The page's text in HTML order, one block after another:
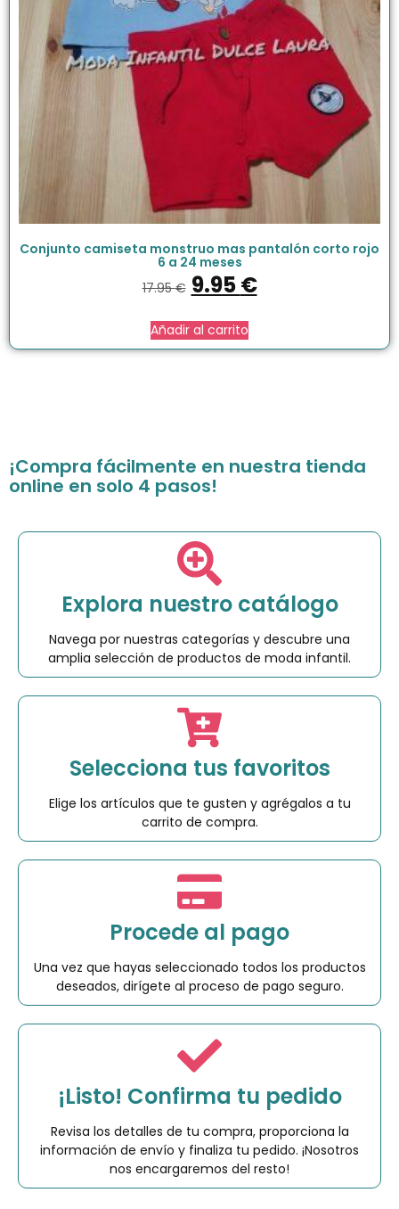
Conjunto camiseta monstruo mas pantalón corto rojo
6 a 24 meses
17.95€ 9.95€
Añadir al carrito
¡Compra fácilmente en nuestra tienda
online en solo 4 pasos!
Explora nuestro catálogo
Navega por nuestras categorías y descubre una
amplia selección de productos de moda infantil.
Selecciona tus favoritos
Elige los artículos que te gusten y agrégalos a tu
carrito de compra.
Procede al pago
Una vez que hayas seleccionado todos los productos
deseados, dirígete al proceso de pago seguro.
¡Listo! Confirma tu pedido
Revisa los detalles de tu compra, proporciona la
información de envío y finaliza tu pedido. ¡Nosotros
nos encargaremos del resto!